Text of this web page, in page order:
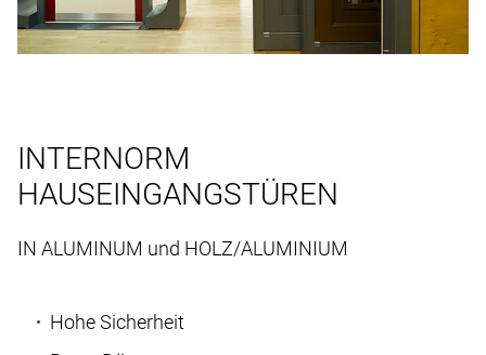
INTERNORM
HAUSEINGANGSTÜREN
IN ALUMINUM und HOLZ/ALUMINIUM
Hohe Sicherheit